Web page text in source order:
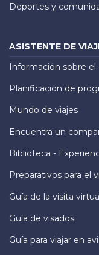
Deportes y
ASISTENTE DE
Información sobre el
Planificación de
Mundo de viajes
Encuentra un
Biblioteca -
Preparativos para el
Guía de la visita
Guía de visados
Guía para viajar en